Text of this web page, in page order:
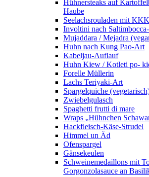
Hühnersteaks auf
Haube
Seelachsrouladen mit
Involtini nach
Mujaddara / Mejadra
Huhn nach Kung Pao-Art
Kabeljau-Auflauf
Huhn Kiew / Kotleti po-
Forelle Müllerin
Lachs Teriyaki-Art
Spargelquiche
Zwiebelgulasch
Spaghetti frutti di mare
Wraps „Hühnchen
Hackfleisch-Käse-Strudel
Himmel un Äd
Ofenspargel
Gänsekeulen
Schweinemedaillons mit
Gorgonzolasauce an